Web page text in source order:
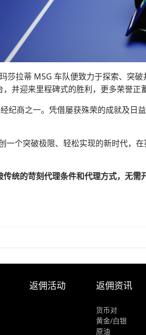
莎拉蒂 MSG 车队便致力于探索、突
并迎来里程碑式的胜利，更多荣誉正
纪商之一。凭借屡获殊荣的成就及日
个突破极限、轻松实现的新时代，在
统的苛刻代理条件和代理方式，无
返佣活动 返佣资讯
货币对
黄金/白银
原油